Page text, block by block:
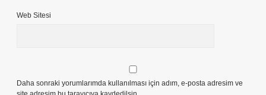
Web Sitesi
Daha sonraki yorumlarımda kullanılması için adım, e-posta adresim ve